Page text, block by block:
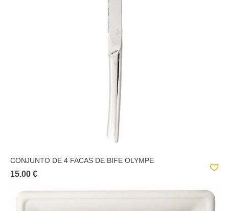
CONJUNTO DE 4 FACAS DE BIFE OLYMPE
15.00 €